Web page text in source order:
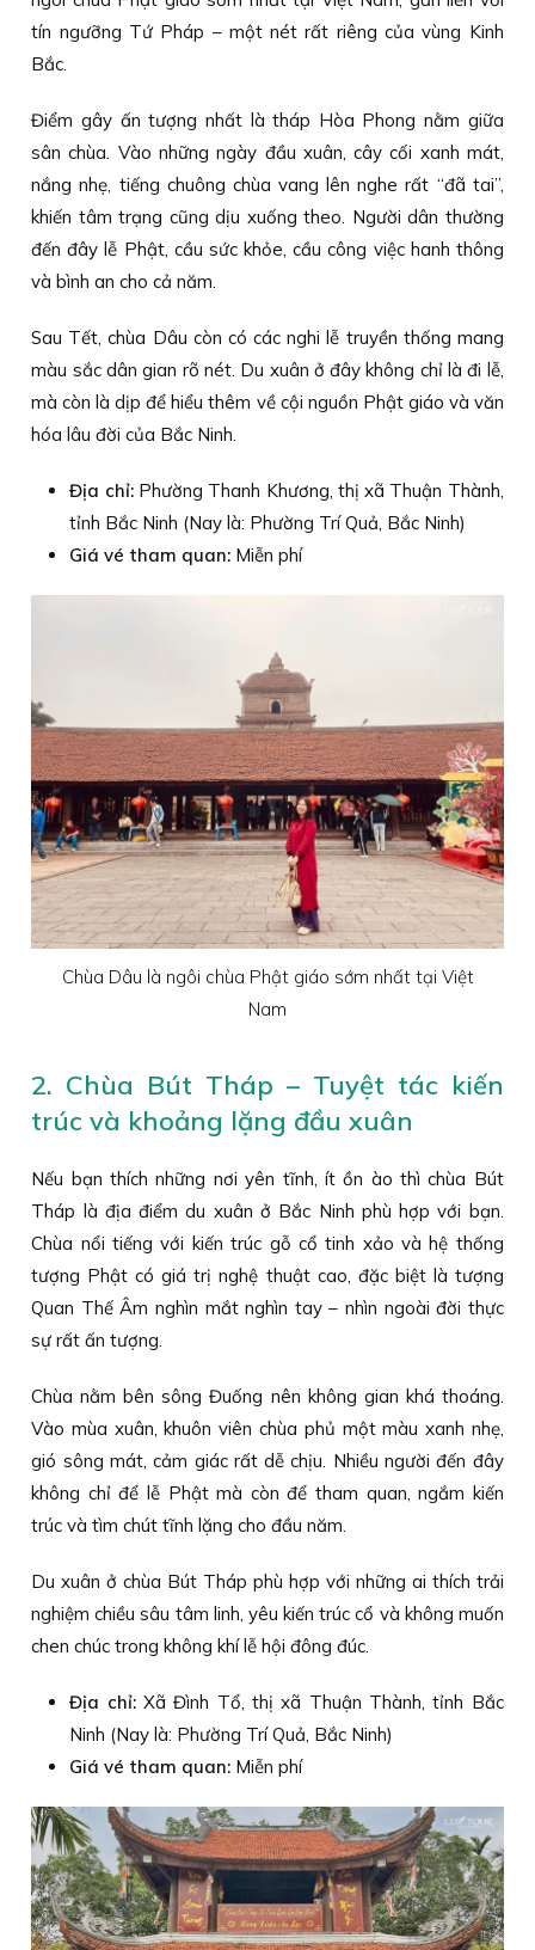
tín ngưỡng Tứ Pháp – một nét rất riêng của vùng Kinh
Bắc.
Điểm gây ấn tượng nhất là tháp Hòa Phong nằm giữa
sân chùa. Vào những ngày đầu xuân, cây cối xanh mát,
nắng nhẹ, tiếng chuông chùa vang lên nghe rất “đã tai”,
khiến tâm trạng cũng dịu xuống theo. Người dân thường
đến đây lễ Phật, cầu sức khỏe, cầu công việc hanh thông
và bình an cho cả năm.
Sau Tết, chùa Dâu còn có các nghi lễ truyền thống mang
màu sắc dân gian rõ nét. Du xuân ở đây không chỉ là đi lễ,
mà còn là dịp để hiểu thêm về cội nguồn Phật giáo và văn
hóa lâu đời của Bắc Ninh.
Địa chỉ:Phường Thanh Khương, thị xã Thuận Thành,
tỉnh Bắc Ninh (Nay là: Phường Trí Quả, Bắc Ninh)
Giá vé tham quan: Miễn phí
Chùa Dâu là ngôi chùa Phật giáo sớm nhất tại Việt
Nam
2. Chùa Bút Tháp – Tuyệt tác kiến
trúc và khoảng lặng đầu xuân
Nếu bạn thích những nơi yên tĩnh, ít ồn ào thì chùa Bút
Tháp là địa điểm du xuân ở Bắc Ninh phù hợp với bạn.
Chùa nổi tiếng với kiến trúc gỗ cổ tinh xảo và hệ thống
tượng Phật có giá trị nghệ thuật cao, đặc biệt là tượng
Quan Thế Âm nghìn mắt nghìn tay – nhìn ngoài đời thực
sự rất ấn tượng.
Chùa nằm bên sông Đuống nên không gian khá thoáng.
Vào mùa xuân, khuôn viên chùa phủ một màu xanh nhẹ,
gió sông mát, cảm giác rất dễ chịu. Nhiều người đến đây
không chỉ để lễ Phật mà còn để tham quan, ngắm kiến
trúc và tìm chút tĩnh lặng cho đầu năm.
Du xuân ở chùa Bút Tháp phù hợp với những ai thích trải
nghiệm chiều sâu tâm linh, yêu kiến trúc cổ và không muốn
chen chúc trong không khí lễ hội đông đúc.
Địa chỉ:Xã Đình Tổ, thị xã Thuận Thành, tỉnh Bắc
Ninh (Nay là: Phường Trí Quả, Bắc Ninh)
Giá vé tham quan: Miễn phí